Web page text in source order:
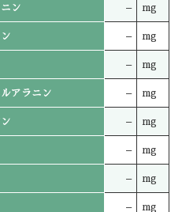
ン – mg
– mg
– mg
アラニン – mg
– mg
– mg
– mg
– mg